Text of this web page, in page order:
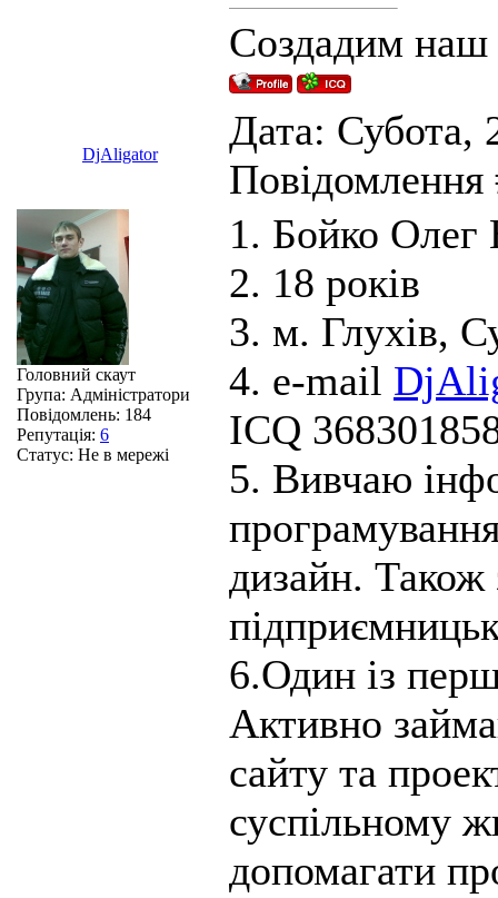
Создадим наш
DjAligator
Дата: Субота,
Головний скаут
Група: Адміністратори
Повідомлень: 184
Репутація: 6
Статус: Не в мережі
1. Бойко Олег
2. 18 років
3. м. Глухів,
4. e-mail
ICQ
5. Вивчаю
дизайн.
6.Один із
Активно
сайту та
суспільному
допомагати